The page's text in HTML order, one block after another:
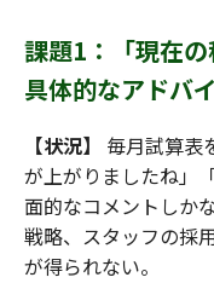
課題1：「現在の
具体的なアドバ
【状況】
毎月試算表
が上がりましたね」
面的なコメントしか
戦略、スタッフの採
が得られない。